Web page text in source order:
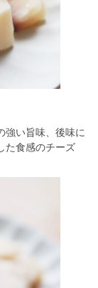
強い旨味、後味に
た食感のチーズ